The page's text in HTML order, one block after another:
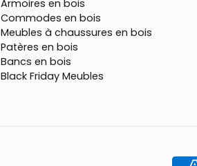
Armoires en bois
Commodes en bois
Meubles à chaussures en bois
Patères en bois
Bancs en bois
Black Friday Meubles